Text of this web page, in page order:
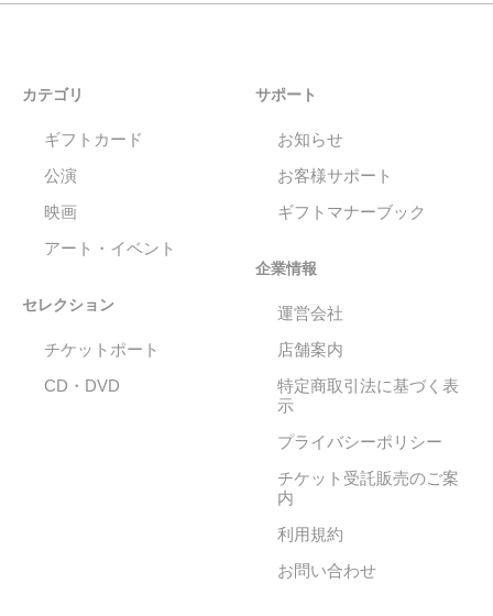
カテゴリ
ギフトカード
公演
映画
アート・イベント
セレクション
チケットポート
CD・DVD
サポート
お知らせ
お客様サポート
ギフトマナーブック
企業情報
運営会社
店舗案内
特定商取引法に基づく表
示
プライバシーポリシー
チケット受託販売のご案
内
利用規約
お問い合わせ